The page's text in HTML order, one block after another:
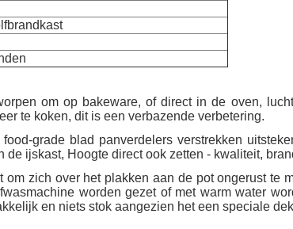
om op bakeware, of direct in de oven,
te koken, dit is een verbazende verbetering.
grade blad panverdelers verstrekken
de ijskast, Hoogte direct ook zetten - kwaliteit,
om zich over het plakken aan de pot ongerust
worden gezet of met warm water
en niets stok aangezien het een speciale